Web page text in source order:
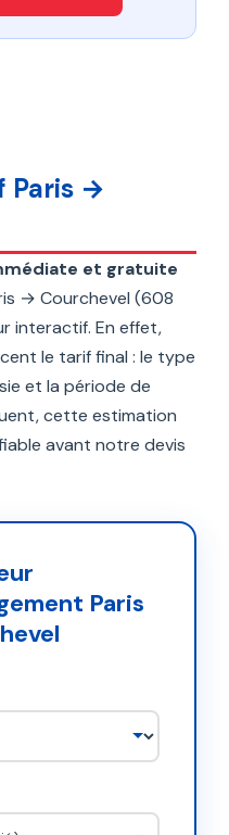
Paris →
et gratuite
→ Courchevel (608
interactif. En effet,
le tarif final : le type
et la période de
cette estimation
avant notre devis
Paris